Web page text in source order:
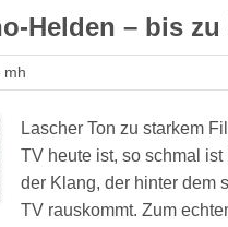
Helden – bis
mh
Lascher Ton zu starkem
TV heute ist, so schmal
der Klang, der hinter dem
TV rauskommt. Zum